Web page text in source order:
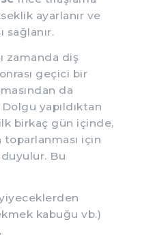
ayarlanır ve
sağlanır.
zamanda diş
geçici bir
da
yapıldıktan
birkaç gün içinde,
için
Bu
kabuğu vb.)